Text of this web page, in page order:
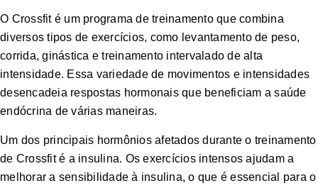
O Crossfit é um programa de treinamento que combina
diversos tipos de exercícios, como levantamento de peso,
corrida, ginástica e treinamento intervalado de alta
intensidade. Essa variedade de movimentos e intensidades
desencadeia respostas hormonais que beneficiam a saúde
endócrina de várias maneiras.
Um dos principais hormônios afetados durante o treinamento
de Crossfit é a insulina. Os exercícios intensos ajudam a
melhorar a sensibilidade à insulina, o que é essencial para o